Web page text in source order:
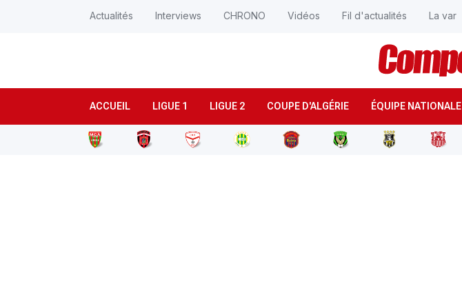
ACCUEIL LIGUE 1 LIGUE 2 COUPE D'ALGÉRIE ÉQUIPE NATIONALE
Actualités Interviews CHRONO Vidéos Fil d'actualités La var